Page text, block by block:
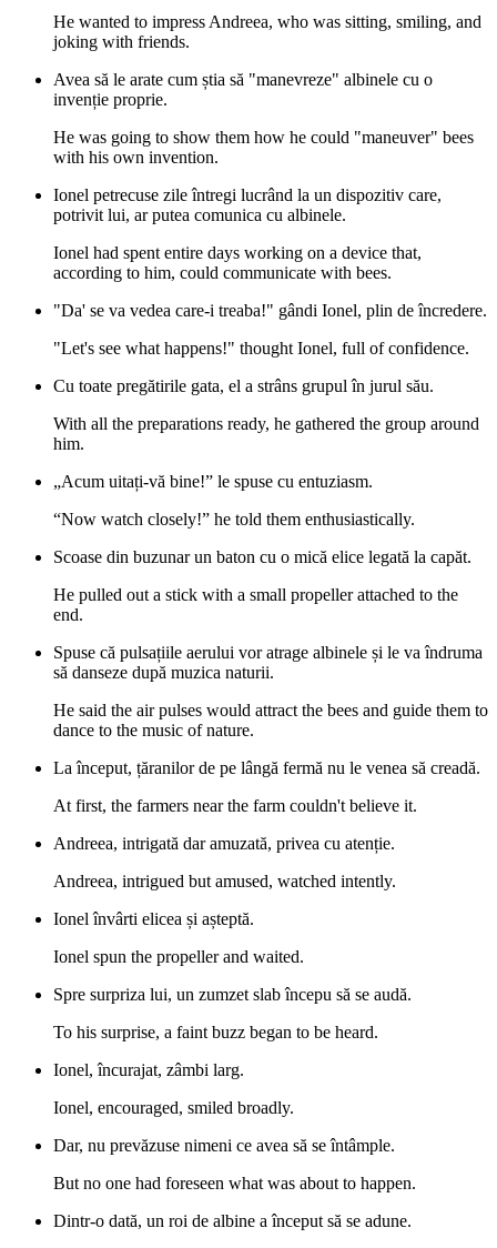
He wanted to impress Andreea, who was sitting, smiling, and
joking with friends.
Avea să le arate cum știa să "manevreze" albinele cu o
invenție proprie.
He was going to show them how he could "maneuver" bees
with his own invention.
Ionel petrecuse zile întregi lucrând la un dispozitiv care,
potrivit lui, ar putea comunica cu albinele.
Ionel had spent entire days working on a device that,
according to him, could communicate with bees.
"Da' se va vedea care-i treaba!" gândi Ionel, plin de încredere.
"Let's see what happens!" thought Ionel, full of confidence.
Cu toate pregătirile gata, el a strâns grupul în jurul său.
With all the preparations ready, he gathered the group around
him.
„Acum uitați-vă bine!” le spuse cu entuziasm.
“Now watch closely!” he told them enthusiastically.
Scoase din buzunar un baton cu o mică elice legată la capăt.
He pulled out a stick with a small propeller attached to the
end.
Spuse că pulsațiile aerului vor atrage albinele și le va îndruma
să danseze după muzica naturii.
He said the air pulses would attract the bees and guide them to
dance to the music of nature.
La început, țăranilor de pe lângă fermă nu le venea să creadă.
At first, the farmers near the farm couldn't believe it.
Andreea, intrigată dar amuzată, privea cu atenție.
Andreea, intrigued but amused, watched intently.
Ionel învârti elicea și așteptă.
Ionel spun the propeller and waited.
Spre surpriza lui, un zumzet slab începu să se audă.
To his surprise, a faint buzz began to be heard.
Ionel, încurajat, zâmbi larg.
Ionel, encouraged, smiled broadly.
Dar, nu prevăzuse nimeni ce avea să se întâmple.
But no one had foreseen what was about to happen.
Dintr-o dată, un roi de albine a început să se adune.